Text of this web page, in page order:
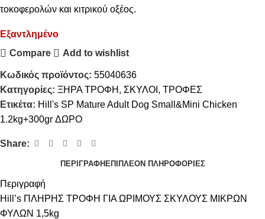
τοκοφερολών και κιτρικού οξέος.
Εξαντλημένο
Compare
Add to wishlist
Κωδικός προϊόντος: 55040636
Κατηγορίες: ΞΗΡΑ ΤΡΟΦΗ , ΣΚΥΛΟΙ , ΤΡΟΦΕΣ
Ετικέτα: Hill's SP Mature Adult Dog Small&Mini Chicken
1.2kg+300gr ΔΩΡΟ
Share:
ΠΕΡΙΓΡΑΦΉ ΕΠΙΠΛΈΟΝ ΠΛΗΡΟΦΟΡΊΕΣ
Περιγραφή
Hill’s ΠΛΗΡΗΣ ΤΡΟΦΗ ΓΙΑ ΩΡΙΜΟΥΣ ΣΚΥΛΟΥΣ ΜΙΚΡΩΝ
ΦΥΛΩΝ 1,5kg